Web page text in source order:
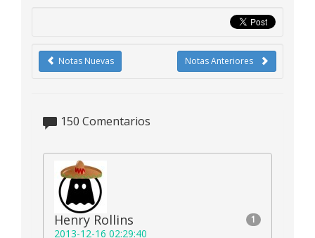
Notas Anteriores
Notas Nuevas
150 Comentarios
1
Henry Rollins
2013-12-16 02:29:40